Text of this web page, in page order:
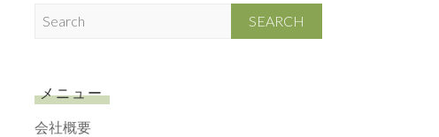
cメニュー
会社概要